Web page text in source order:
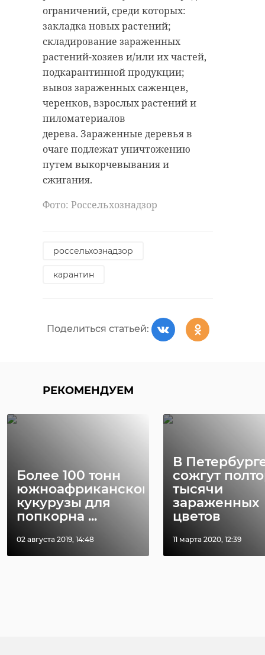
ограничений, среди которых:
закладка новых растений;
складирование зараженных
растений-хозяев и/или их частей,
подкарантинной продукции;
вывоз зараженных саженцев,
черенков, взрослых растений и
пиломатериалов
дерева. Зараженные деревья в
очаге подлежат уничтожению
путем выкорчевывания и
сжигания.
Фото: Россельхознадзор
россельхознадзор
карантин
Поделиться статьей:
РЕКОМЕНДУЕМ
Более 100 тонн
южноафриканской
кукурузы для
попкорна ...
02 августа 2019, 14:48
В
сожгут
тысячи
зараженных
цветов
11 марта 2020, 12:39